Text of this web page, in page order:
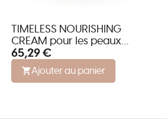
TIMELESS NOURISHING
CREAM pour les peaux
matures présentant des
rides.
65,29 €
Ajouter au panier